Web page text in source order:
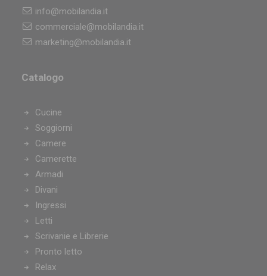
info@mobilandia.it
commerciale@mobilandia.it
marketing@mobilandia.it
Catalogo
Cucine
Soggiorni
Camere
Camerette
Armadi
Divani
Ingressi
Letti
Scrivanie e Librerie
Pronto letto
Relax